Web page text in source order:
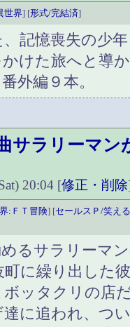
世界] [形式/完結済]
記憶喪失の少
けた旅へと導
外編９本。
サラリーマン
20:04 [修正・削除
:ＦＴ冒険] [セールスＰ/笑え
るサラリーマ
に繰り出した
ボッタクリの店
に追われ、つ